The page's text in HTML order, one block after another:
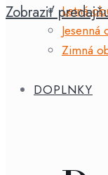
Letná
Jesenná
Zimná
DOPLNKY
Rose
Zobraziť